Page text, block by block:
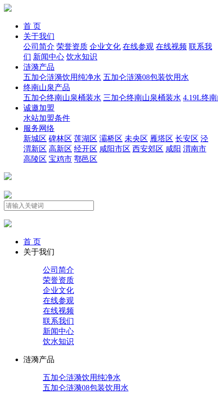
首 页
关于我们
公司简介 荣誉资质 企业文化 在线参观 在线视频 联系我
们 新闻中心 饮水知识
涟漪产品
五加仑涟漪饮用纯净水 五加仑涟漪08包装饮用水
终南山泉产品
五加仑终南山泉桶装水 三加仑终南山泉桶装水 4.19L终
诚邀加盟
水站加盟条件
服务网络
新城区 碑林区 莲湖区 灞桥区 未央区 雁塔区 长安区 泾
渭新区 高新区 经开区 咸阳市区 西安郊区 咸阳 渭南市
高陵区 宝鸡市 鄠邑区
首 页
关于我们
公司简介
荣誉资质
企业文化
在线参观
在线视频
联系我们
新闻中心
饮水知识
涟漪产品
五加仑涟漪饮用纯净水
五加仑涟漪08包装饮用水